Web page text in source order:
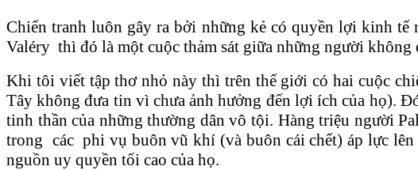
Chiến tranh luôn gây ra bởi những kẻ có quyền lợi kinh
Valéry thì đó là một cuộc thảm sát giữa những người
Khi tôi viết tập thơ nhỏ này thì trên thế giới có hai cuộc
Tây không đưa tin vì chưa ảnh hưởng đến lợi ích của họ).
tinh thần của những thường dân vô tội. Hàng triệu người
trong các phi vụ buôn vũ khí (và buôn cái chết) áp lực
nguồn uy quyền tối cao của họ.